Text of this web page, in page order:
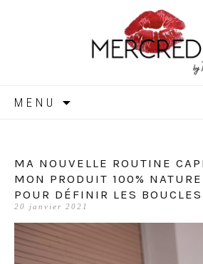
MENU
MA NOUVELLE ROUTINE
MON PRODUIT 100%
POUR DÉFINIR LES
20 janvier 2021